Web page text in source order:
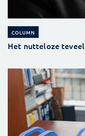
COLUMN
Het nutteloze teveel